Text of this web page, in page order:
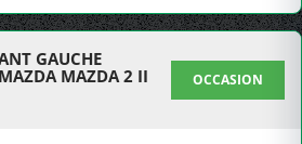
GAUCHE
MAZDA 2 II
OCCASION